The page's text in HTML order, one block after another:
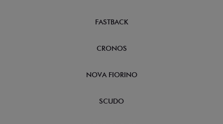
FASTBACK
CRONOS
NOVA FIORINO
SCUDO